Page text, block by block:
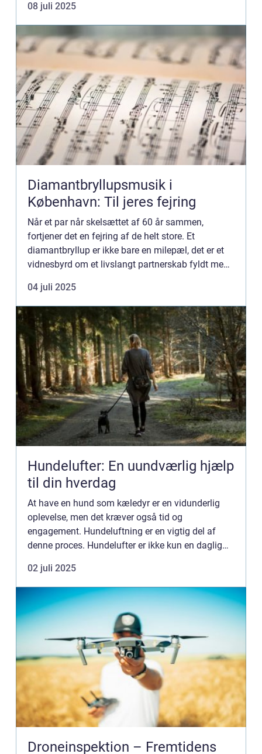
08 juli 2025
Diamantbryllupsmusik i
København: Til jeres fejring
Når et par når skelsættet af 60 år sammen,
fortjener det en fejring af de helt store. Et
diamantbryllup er ikke bare en milepæl, det er et
vidnesbyrd om et livslangt partnerskab fyldt med
04 juli 2025
Hundelufter: En uundværlig hjælp
til din hverdag
At have en hund som kæledyr er en vidunderlig
oplevelse, men det kræver også tid og
engagement. Hundeluftning er en vigtig del af
denne proces. Hundelufter er ikke kun en daglig
02 juli 2025
Droneinspektion – Fremtidens